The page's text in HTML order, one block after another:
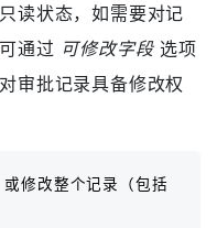
读状态，如需要对记
通过 可修改字段选项
审批记录具备修改权
修改整个记录（包括